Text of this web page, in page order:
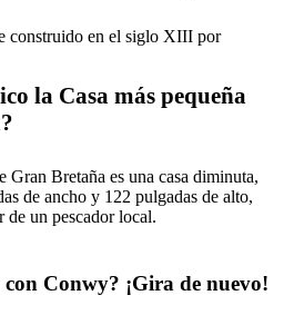
construido en el siglo XIII por
la Casa más pequeña
Gran Bretaña es una casa diminuta,
de ancho y 122 pulgadas de alto,
de un pescador local.
con Conwy? ¡Gira de nuevo!